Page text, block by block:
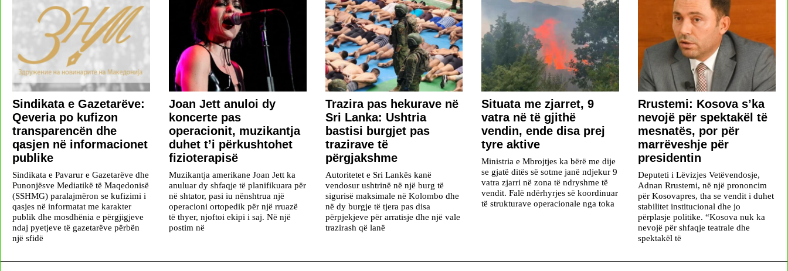
Sindikata e Gazetarëve:
Qeveria po kufizon
transparencën dhe
qasjen në informacionet
publike
Sindikata e Pavarur e Gazetarëve dhe
Punonjësve Mediatikë të Maqedonisë
(SSHMG) paralajmëron se kufizimi i
qasjes në informatat me karakter
publik dhe mosdhënia e përgjigjeve
ndaj pyetjeve të gazetarëve përbën
një sfidë
Joan Jett anuloi dy
koncerte pas
operacionit, muzikantja
duhet t’i përkushtohet
fizioterapisë
Muzikantja amerikane Joan Jett ka
anuluar dy shfaqje të planifikuara për
në shtator, pasi iu nënshtrua një
operacioni ortopedik për një rruazë
të thyer, njoftoi ekipi i saj. Në një
postim në
Trazira pas hekurave në
Sri Lanka: Ushtria
bastisi burgjet pas
trazirave të
përgjakshme
Autoritetet e Sri Lankës kanë
vendosur ushtrinë në një burg të
sigurisë maksimale në Kolombo dhe
në dy burgje të tjera pas disa
përpjekjeve për arratisje dhe një vale
trazirash që lanë
Situata me zjarret, 9
vatra në të gjithë
vendin, ende disa prej
tyre aktive
Ministria e Mbrojtjes ka bërë me dije
se gjatë ditës së sotme janë ndjekur 9
vatra zjarri në zona të ndryshme të
vendit. Falë ndërhyrjes së koordinuar
të strukturave operacionale nga toka
Rrustemi: Kosova s’ka
nevojë për spektakël të
mesnatës, por për
marrëveshje për
presidentin
Deputeti i Lëvizjes Vetëvendosje,
Adnan Rrustemi, në një prononcim
për Kosovapres, tha se vendit i duhet
stabilitet institucional dhe jo
përplasje politike. “Kosova nuk ka
nevojë për shfaqje teatrale dhe
spektakël të